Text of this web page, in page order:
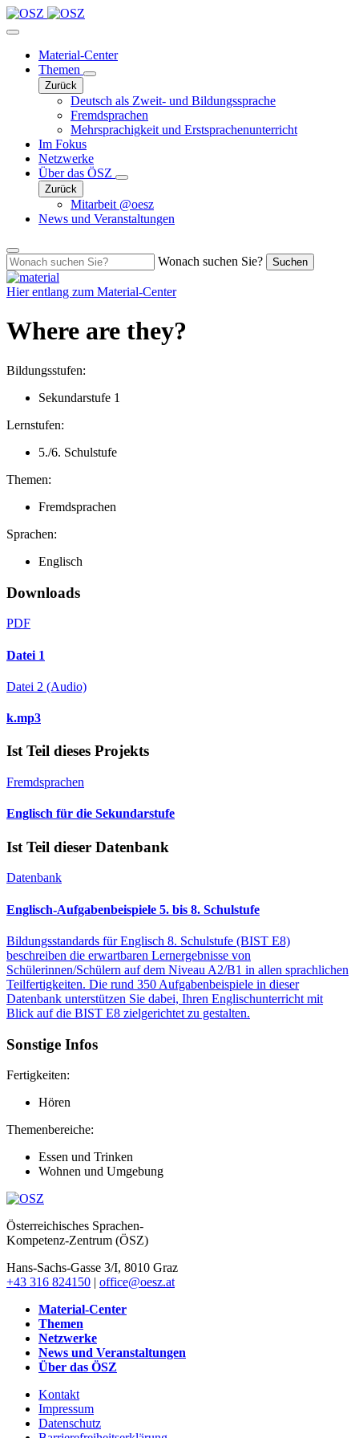
Material-Center
Themen
Zurück
Deutsch als Zweit- und Bildungssprache
Fremdsprachen
Mehrsprachigkeit und Erstsprachenunterricht
Im Fokus
Netzwerke
Über das ÖSZ
Zurück
Mitarbeit @oesz
News und Veranstaltungen
Wonach suchen Sie? Suchen
Hier entlang zum Material-Center
Where are they?
Bildungsstufen:
Sekundarstufe 1
Lernstufen:
5./6. Schulstufe
Themen:
Fremdsprachen
Sprachen:
Englisch
Downloads
PDF
Datei 1
Datei 2 (Audio)
k.mp3
Ist Teil dieses Projekts
Fremdsprachen
Englisch für die Sekundarstufe
Ist Teil dieser Datenbank
Datenbank
Englisch-Aufgabenbeispiele 5. bis 8. Schulstufe
Bildungsstandards für Englisch 8. Schulstufe (BIST E8)
beschreiben die erwartbaren Lernergebnisse von
Schülerinnen/Schülern auf dem Niveau A2/B1 in allen sprachlichen
Teilfertigkeiten. Die rund 350 Aufgabenbeispiele in dieser
Datenbank unterstützen Sie dabei, Ihren Englischunterricht mit
Blick auf die BIST E8 zielgerichtet zu gestalten.
Sonstige Infos
Fertigkeiten:
Hören
Themenbereiche:
Essen und Trinken
Wohnen und Umgebung
Österreichisches Sprachen-
Kompetenz-Zentrum (ÖSZ)
Hans-Sachs-Gasse 3/I, 8010 Graz
+43 316 824150 | office@oesz.at
Material-Center
Themen
Netzwerke
News und Veranstaltungen
Über das ÖSZ
Kontakt
Impressum
Datenschutz